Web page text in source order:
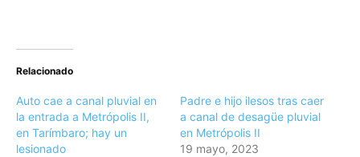
Relacionado
Auto cae a canal pluvial en
la entrada a Metrópolis II,
en Tarímbaro; hay un
lesionado
Padre e hijo ilesos tras caer
a canal de desagüe pluvial
en Metrópolis II
19 mayo, 2023